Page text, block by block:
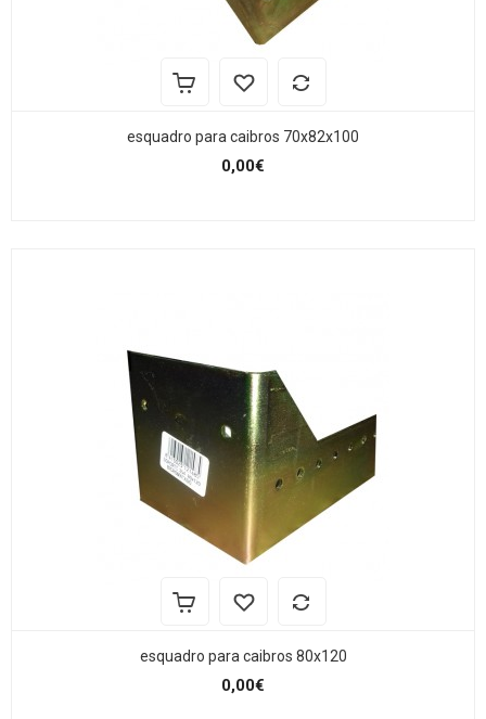
esquadro para caibros 70x82x100
0,00€
esquadro para caibros 80x120
0,00€